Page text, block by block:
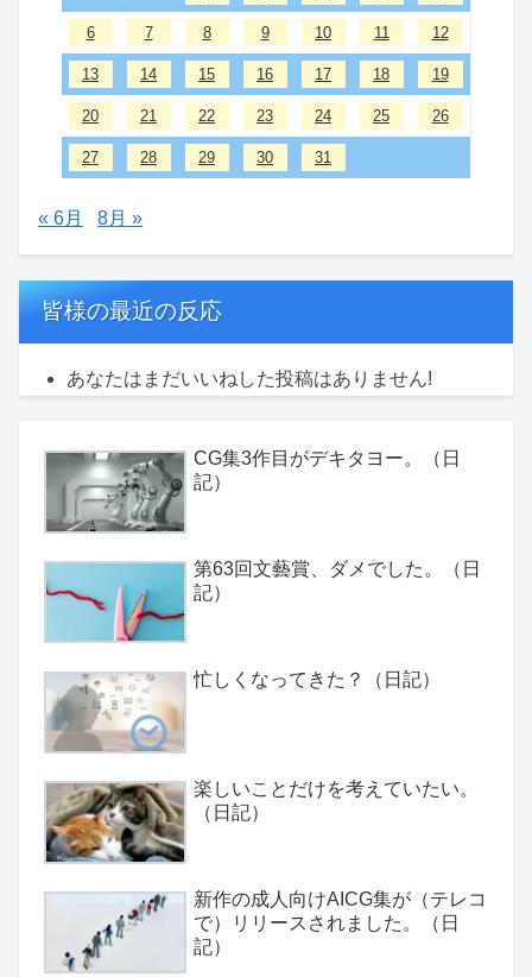
1 2 3 4 5
6 7 8 9 10 11 12
13 14 15 16 17 18 19
20 21 22 23 24 25 26
27 28 29 30 31
あなたはまだいいねした投稿はありません!
CG集3作目がデキタヨー。（日
第63回文藝賞、ダメでした。（日
楽しいことだけを考えていたい。
新作の成人向けAICG集が（テレコ
で）リリースされました。（日